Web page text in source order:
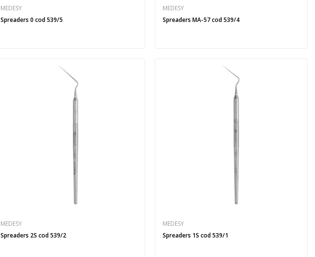
MEDESY
Spreaders 0 cod 539/5
MEDESY
Spreaders MA-57 cod 539/4
MEDESY
Spreaders 2S cod 539/2
MEDESY
Spreaders 1S cod 539/1